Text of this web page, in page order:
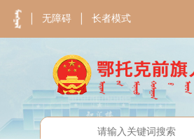
无障碍 长者模式